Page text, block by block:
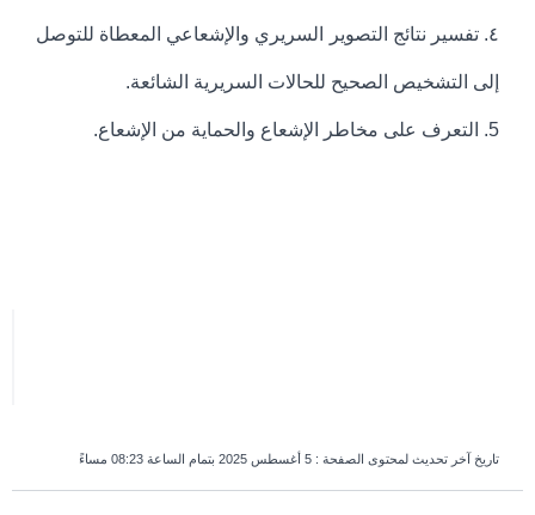
٤. تفسير نتائج التصوير السريري والإشعاعي المعطاة للتوصل
إلى التشخيص الصحيح للحالات السريرية الشائعة.
5. التعرف على مخاطر الإشعاع والحماية من الإشعاع.
تاريخ آخر تحديث لمحتوى الصفحة : 5 أغسطس 2025 بتمام الساعة 08:23 مساءً